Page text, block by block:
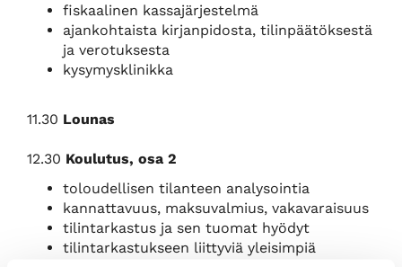
fiskaalinen kassajärjestelmä
ajankohtaista kirjanpidosta, tilinpäätöksestä
ja verotuksesta
kysymysklinikka
11.30 Lounas
12.30 Koulutus, osa 2
toloudellisen tilanteen analysointia
kannattavuus, maksuvalmius, vakavaraisuus
tilintarkastus ja sen tuomat hyödyt
tilintarkastukseen liittyviä yleisimpiä